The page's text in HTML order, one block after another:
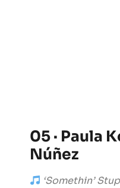
05 · Paula
Núñez
‘Somethin’